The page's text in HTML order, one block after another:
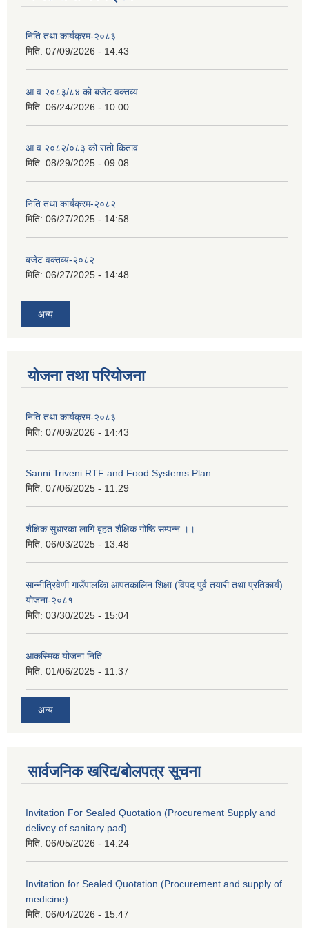
निति तथा कार्यक्रम-२०८३
मिति: 07/09/2026 - 14:43
आ.व २०८३/८४ को बजेट वक्तव्य
मिति: 06/24/2026 - 10:00
आ.व २०८२/०८३ को रातो किताव
मिति: 08/29/2025 - 09:08
निति तथा कार्यक्रम-२०८२
मिति: 06/27/2025 - 14:58
बजेट वक्तव्य-२०८२
मिति: 06/27/2025 - 14:48
अन्य
योजना तथा परियोजना
निति तथा कार्यक्रम-२०८३
मिति: 07/09/2026 - 14:43
Sanni Triveni RTF and Food Systems Plan
मिति: 07/06/2025 - 11:29
शैक्षिक सुधारका लागि बृहत शैक्षिक गोष्ठि सम्पन्न ।।
मिति: 06/03/2025 - 13:48
सान्नीत्रिवेणी गाउँपालकिा आपतकालिन शिक्षा (विपद पुर्व तयारी तथा प्रतिकार्य)
योजना-२०८१
मिति: 03/30/2025 - 15:04
आकस्मिक योजना निति
मिति: 01/06/2025 - 11:37
अन्य
सार्वजनिक खरिद/बोलपत्र सूचना
Invitation For Sealed Quotation (Procurement Supply and
delivey of sanitary pad)
मिति: 06/05/2026 - 14:24
Invitation for Sealed Quotation (Procurement and supply of
medicine)
मिति: 06/04/2026 - 15:47